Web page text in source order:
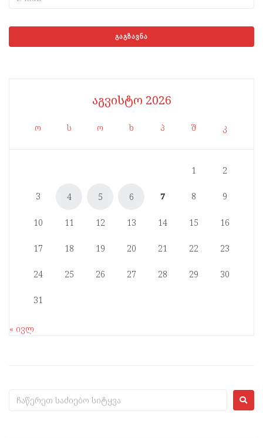
აგვისტო 2026
ო ს ო ხ პ შ კ
1 2
3 4 5 6 7 8 9
10 11 12 13 14 15 16
17 18 19 20 21 22 23
24 25 26 27 28 29 30
31
« ივლ